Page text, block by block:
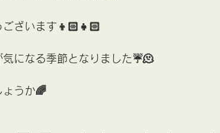
ざいます👦🏻👧🏻
になる季節となりました☔🫠
ょうか🌈